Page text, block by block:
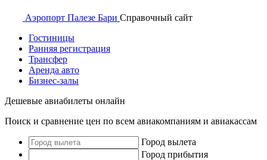
Аэропорт Палезе Бари Справочный сайт
Гостиницы
Ранняя регистрация
Трансфер
Аренда авто
Бизнес-залы
Дешевые авиабилеты онлайн
Поиск и сравнение цен по всем авиакомпаниям и авиакассам
Город вылета
Город прибытия